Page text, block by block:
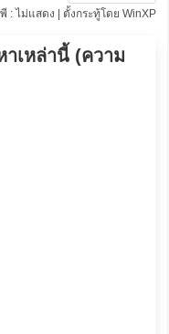
: ไม่แสดง | ตั้งกระทู้โดย WinXP
เหล่านี้ (ความ